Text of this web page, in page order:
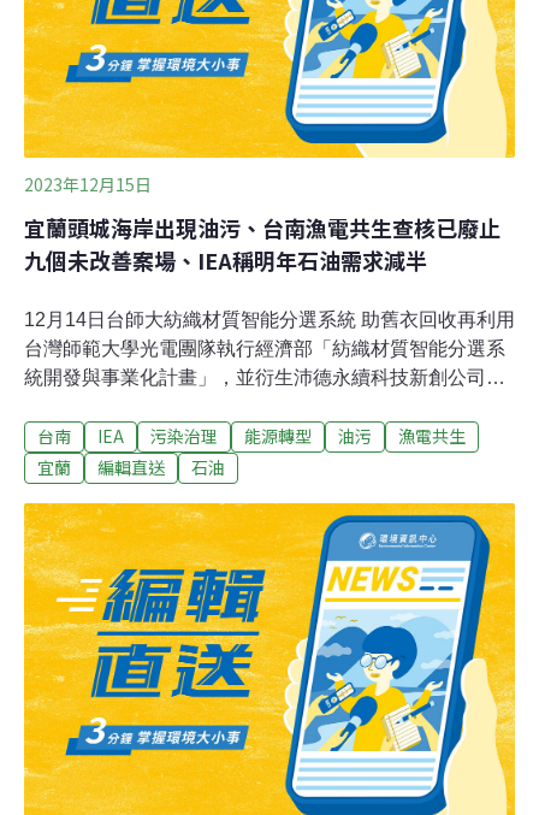
全，要求消防署等單位嚴格控管。（公視新聞網報導）
2023年12月15日
宜蘭頭城海岸出現油污、台南漁電共生查核已廢止
九個未改善案場、IEA稱明年石油需求減半
12月14日台師大紡織材質智能分選系統 助舊衣回收再利用
台灣師範大學光電團隊執行經濟部「紡織材質智能分選系
統開發與事業化計畫」，並衍生沛德永續科技新創公司，
料，讓舊衣能回收再利用，助產業建構紡織循環經濟的最
後一哩路。（中央社報導）宜蘭頭城海岸出現油污 疑與綠
港附近8日出現少量油污，已派員清理完畢；10日頭城鎮
大里海蝕平台附近的礁石上也出現油污附著，範圍較大，
南北直線範圍約400公尺，寬約40公尺。環保局認為，污
染源疑似與月初台東綠島海邊的不明重油污染有關。這些
油污初步研判可能是隨著洋流從南往北漂，至於是否船隻
在外海排放廢油還要進一步調查。（中央社報導）
台南 IEA 污染治理 能源轉型 油污
漁電共生
宜蘭
編輯直送 石油